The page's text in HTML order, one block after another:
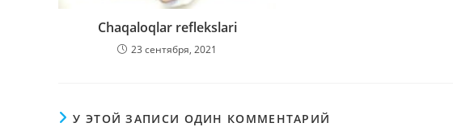
Chaqaloqlar reflekslari
23 сентября, 2021
У ЭТОЙ ЗАПИСИ ОДИН КОММЕНТАРИЙ